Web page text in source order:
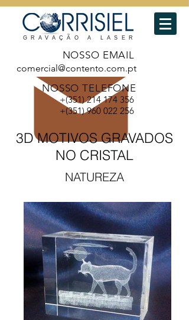
GRAVAÇÃO A LASER
NOSSO EMAIL
comercial@contento.com.pt
NOSSO TELEFONE
+(351)214 174 356
+(351)960 022 256
3D MOTIVOS GRAVADOS
NO CRISTAL
NATUREZA